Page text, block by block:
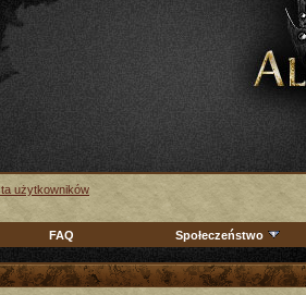
użytkowników
FAQ Społeczeństwo